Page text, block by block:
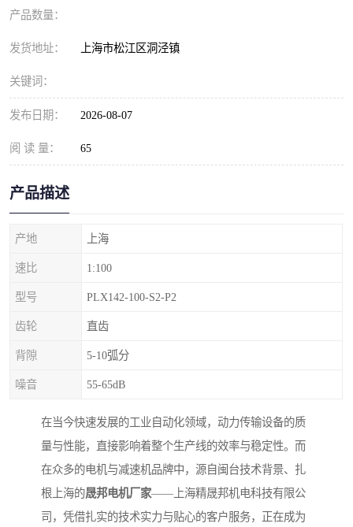
产品数量：
发货地址： 上海市松江区洞泾镇
关键词：
发布日期： 2026-08-07
阅 读 量： 65
产品描述
产地 上海
速比 1:100
型号 PLX142-100-S2-P2
齿轮 直齿
背隙 5-10弧分
噪音 55-65dB
在当今快速发展的工业自动化领域，动力传输设备的质
量与性能，直接影响着整个生产线的效率与稳定性。而
在众多的电机与减速机品牌中，源自闽台技术背景、扎
根上海的晟邦电机厂家——上海精晟邦机电科技有限公
司，凭借扎实的技术实力与贴心的客户服务，正在成为